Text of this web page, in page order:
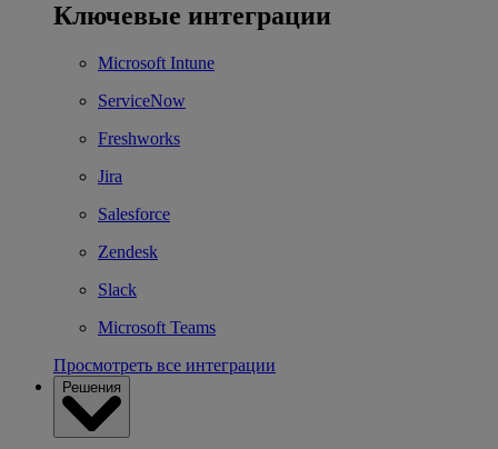
Ключевые интеграции
Microsoft Intune
ServiceNow
Freshworks
Jira
Salesforce
Zendesk
Slack
Microsoft Teams
Просмотреть все интеграции
Решения